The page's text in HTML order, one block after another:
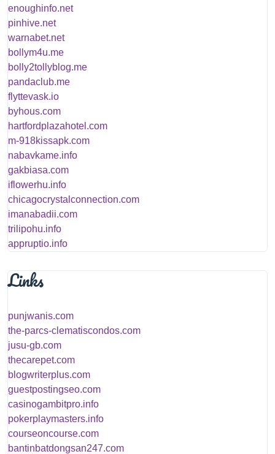
enoughinfo.net
pinhive.net
warnabet.net
bollym4u.me
bolly2tollyblog.me
pandaclub.me
flyttevask.io
byhous.com
hartfordplazahotel.com
m-918kissapk.com
nabavkame.info
gakbiasa.com
iflowerhu.info
chicagocrystalconnection.com
imanabadii.com
trilipohu.info
appruptio.info
Links
punjwanis.com
the-parcs-clematiscondos.com
jusu-gb.com
thecarepet.com
blogwriterplus.com
guestpostingseo.com
casinogambitpro.info
pokerplaymasters.info
courseoncourse.com
bantinbatdongsan247.com